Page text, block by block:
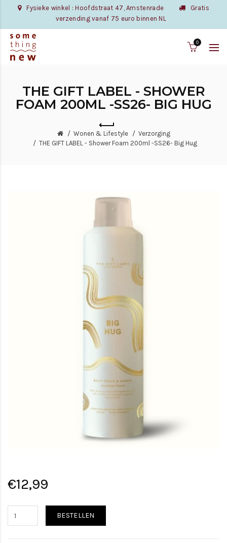
Fysieke winkel : Hoofdstraat 47, Amstenrade
Gratis
verzending vanaf 75 euro binnen NL
0
THE GIFT LABEL - SHOWER
FOAM 200ML -SS26- BIG HUG
Wonen & Lifestyle
Verzorging
THE GIFT LABEL - Shower Foam 200ml -SS26- Big Hug
€12,99
BESTELLEN